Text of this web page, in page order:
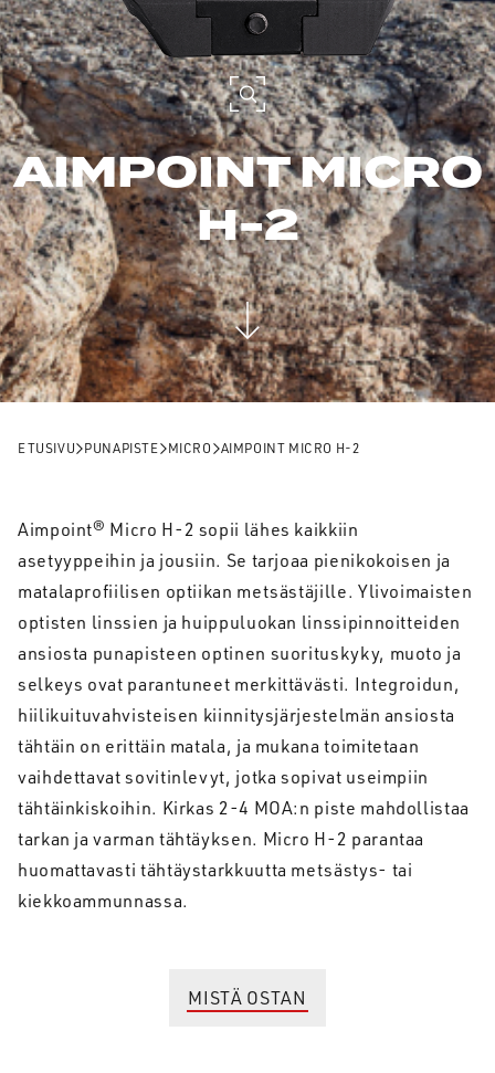
AIMPOINT MICRO
H-2
ETUSIVU PUNAPISTE MICRO AIMPOINT MICRO H-2
Aimpoint® Micro H-2 sopii lähes kaikkiin
asetyyppeihin ja jousiin. Se tarjoaa pienikokoisen ja
matalaprofiilisen optiikan metsästäjille. Ylivoimaisten
optisten linssien ja huippuluokan linssipinnoitteiden
ansiosta punapisteen optinen suorituskyky, muoto ja
selkeys ovat parantuneet merkittävästi. Integroidun,
hiilikuituvahvisteisen kiinnitysjärjestelmän ansiosta
tähtäin on erittäin matala, ja mukana toimitetaan
vaihdettavat sovitinlevyt, jotka sopivat useimpiin
tähtäinkiskoihin. Kirkas 2-4 MOA:n piste mahdollistaa
tarkan ja varman tähtäyksen. Micro H-2 parantaa
huomattavasti tähtäystarkkuutta metsästys- tai
kiekkoammunnassa.
MISTÄ OSTAN